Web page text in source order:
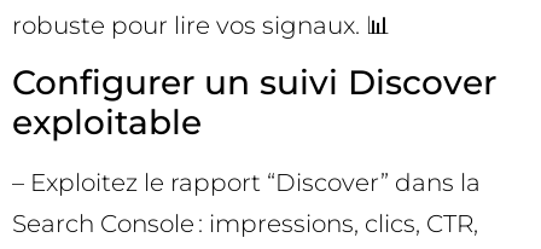
robuste pour lire vos signaux. 📊
Configurer un suivi Discover
exploitable
– Exploitez le rapport “Discover” dans la
Search Console : impressions, clics, CTR,